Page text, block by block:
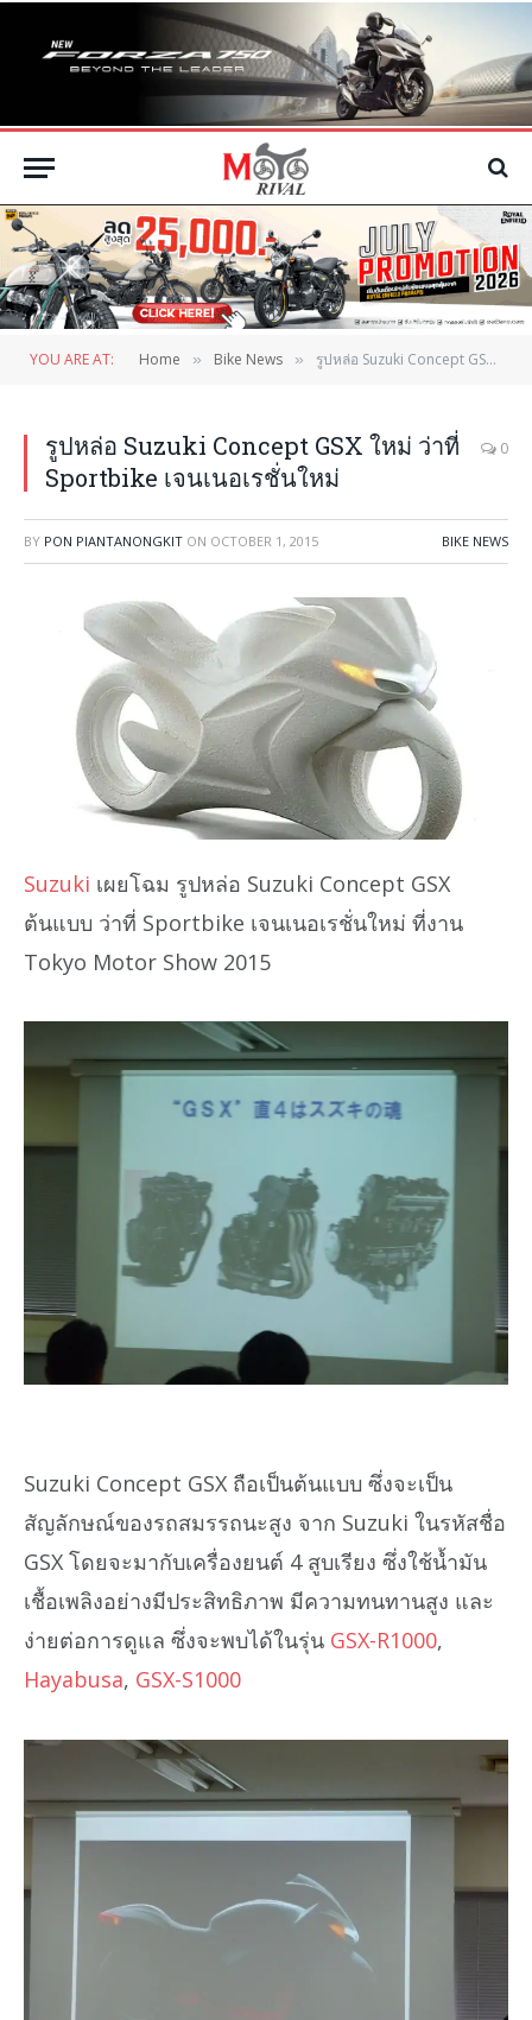
YOU ARE AT: Home » Bike News » รูปหล่อ Suzuki Concept GSX ใหม่ ว่าที่ Sportbike เจนเนอเรชั่นใหม่
รูปหล่อ Suzuki Concept GSX ใหม่ ว่าที่
Sportbike เจนเนอเรชั่นใหม่
0
BY PON PIANTANONGKIT ON OCTOBER 1, 2015 BIKE NEWS
Suzuki เผยโฉม รูปหล่อ Suzuki Concept GSX
ต้นแบบ ว่าที่ Sportbike เจนเนอเรชั่นใหม่ ที่งาน
Tokyo Motor Show 2015
Suzuki Concept GSX ถือเป็นต้นแบบ ซึ่งจะเป็น
สัญลักษณ์ของรถสมรรถนะสูง จาก Suzuki ในรหัสชื่อ
GSX โดยจะมากับเครื่องยนต์ 4 สูบเรียง ซึ่งใช้น้ำมัน
เชื้อเพลิงอย่างมีประสิทธิภาพ มีความทนทานสูง และ
ง่ายต่อการดูแล ซึ่งจะพบได้ในรุ่น GSX-R1000,
Hayabusa, GSX-S1000